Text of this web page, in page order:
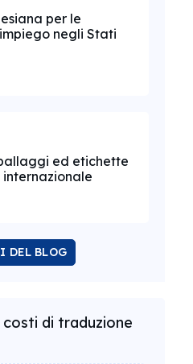
per le
negli Stati
ed etichette
DEL BLOG
di traduzione